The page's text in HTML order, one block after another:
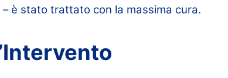
è stato trattato con la massima cura.